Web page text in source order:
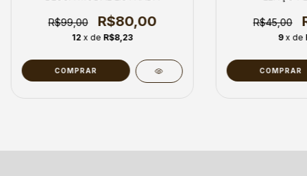
R$99,00 R$80,00
12 x de R$8,23
COMPRAR
R$45,00
9 x de
COMPRAR